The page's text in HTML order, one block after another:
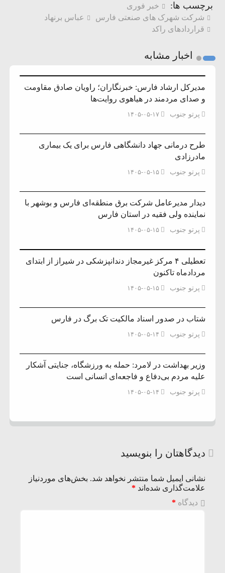
برچسب ها:
خبر فوری
شرکت شهرک های صنعتی فارس
عباس برنهاد
قراردادهای راکد
اخبار مشابه
مدیرکل ارشاد فارس: خبرنگاران؛ راویان صادق مقاومت
و صدای مردمند در هیاهوی روایت‌ها
پرتو جنوب ۱۴۰۵-۰۵-۱۷
طرح درمانی جهاد دانشگاهی فارس برای یک بیماری
مادرزادی
پرتو جنوب ۱۴۰۵-۰۵-۱۵
دیدار مدیرعامل شرکت برق منطقه‌ای فارس و بوشهر با
نماینده ولی فقیه در استان فارس
پرتو جنوب ۱۴۰۵-۰۵-۱۵
تعطیلی ۴ مرکز غیرمجاز دندانپزشکی در شیراز از ابتدای
مردادماه تاکنون
پرتو جنوب ۱۴۰۵-۰۵-۱۵
شتاب در صدور اسناد مالکیت تک برگ در فارس
پرتو جنوب ۱۴۰۵-۰۵-۱۴
وزیر بهداشت در لامرد: حمله به ورزشگاه، جنایتی آشکار
علیه مردم بی‌دفاع و فاجعه‌ای انسانی است
پرتو جنوب ۱۴۰۵-۰۵-۱۴
دیدگاهتان را بنویسید
نشانی ایمیل شما منتشر نخواهد شد. بخش‌های موردنیاز
علامت‌گذاری شده‌اند *
دیدگاه *